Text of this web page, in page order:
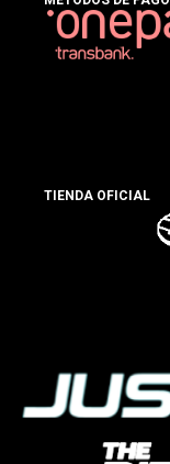
TIENDA OFICIAL